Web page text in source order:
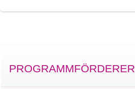
PROGRAMMFÖRDERER